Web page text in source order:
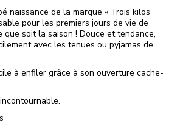
naissance de la marque « Trois kilos
pour les premiers jours de vie de
soit la saison ! Douce et tendance,
avec les tenues ou pyjamas de
à enfiler grâce à son ouverture cache-